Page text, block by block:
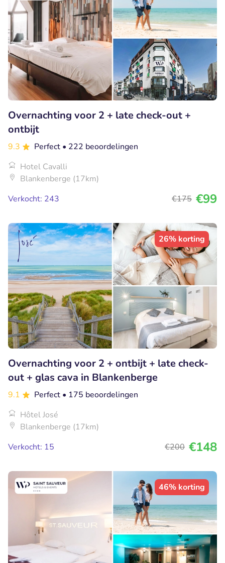
Overnachting voor 2 + late check-out +
ontbijt
9.3 Perfect • 222 beoordelingen
Hotel Cavalli
Blankenberge (17km)
Verkocht: 243
€175 €99
26% korting
Overnachting voor 2 + ontbijt + late check-
out + glas cava in Blankenberge
9.1 Perfect • 175 beoordelingen
Hôtel José
Blankenberge (17km)
Verkocht: 15
€200 €148
46% korting